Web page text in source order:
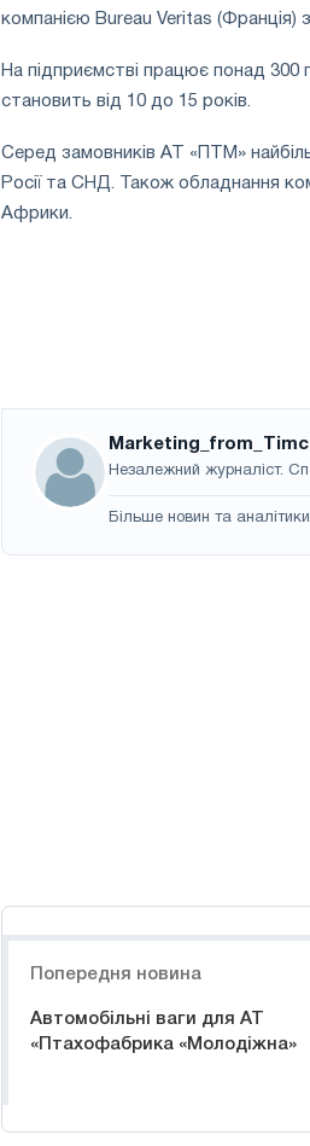
компанією Bureau Veritas (Франція)
На підприємстві працює понад 300
становить від 10 до 15 років.
Серед замовників АТ «ПТМ»
Росії та СНД. Також обладнання
Африки.
Незалежний журналіст.
Більше новин та
Попередня новина
Автомобільні ваги для АТ
«Птахофабрика «Молодіжна»